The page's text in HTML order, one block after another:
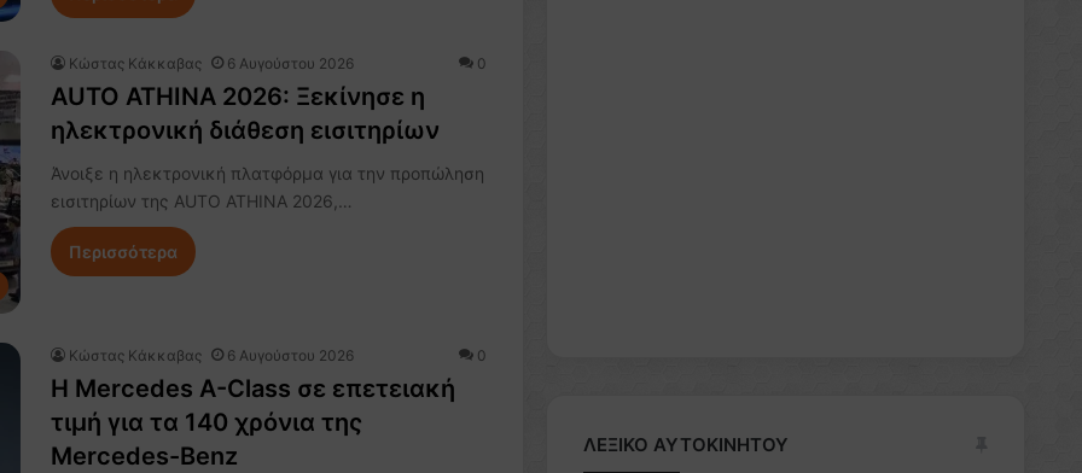
Κώστας Κάκκαβας 6 Αυγούστου 2026 0
AUTO ATHINA 2026: Ξεκίνησε η
ηλεκτρονική διάθεση εισιτηρίων
Άνοιξε η ηλεκτρονική πλατφόρμα για την προπώληση
εισιτηρίων της AUTO ATHINA 2026,…
Περισσότερα
Κώστας Κάκκαβας 6 Αυγούστου 2026 0
Η Mercedes A-Class σε επετειακή
τιμή για τα 140 χρόνια της
Mercedes-Benz
ΛΕΞΙΚΟ ΑΥΤΟΚΙΝΗΤΟΥ